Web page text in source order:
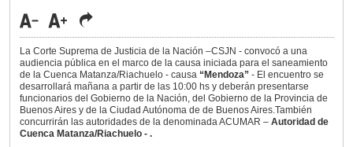
La Corte Suprema de Justicia de la Nación –CSJN - convocó a una
audiencia pública en el marco de la causa iniciada para el saneamiento
de la Cuenca Matanza/Riachuelo - causa “Mendoza” - El encuentro se
desarrollará mañana a partir de las 10:00 hs y deberán presentarse
funcionarios del Gobierno de la Nación, del Gobierno de la Provincia de
Buenos Aires y de la Ciudad Autónoma de de Buenos Aires.También
concurrirán las autoridades de la denominada ACUMAR – Autoridad de
Cuenca Matanza/Riachuelo - .